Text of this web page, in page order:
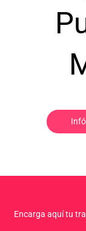
Encarga aquí tu